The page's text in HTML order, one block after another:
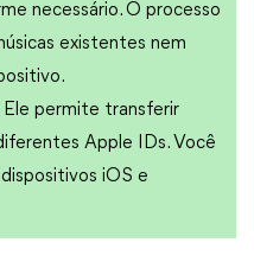
necessário. O processo
existentes nem
Ele permite transferir
Apple IDs. Você
iOS e